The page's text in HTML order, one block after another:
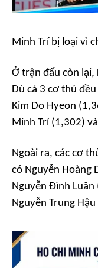
Minh Trí bị loại vì
Ở trận đấu còn lại,
Dù cả 3 cơ thủ
Kim Do Hyeon
Minh Trí (1,302)
Ngoài ra, các cơ
có Nguyễn Hoàng
Nguyễn Đình
Nguyễn Trung